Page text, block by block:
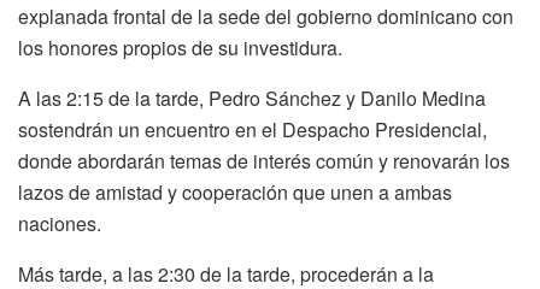
explanada frontal de la sede del gobierno dominicano con
los honores propios de su investidura.
A las 2:15 de la tarde, Pedro Sánchez y Danilo Medina
sostendrán un encuentro en el Despacho Presidencial,
donde abordarán temas de interés común y renovarán los
lazos de amistad y cooperación que unen a ambas
naciones.
Más tarde, a las 2:30 de la tarde, procederán a la